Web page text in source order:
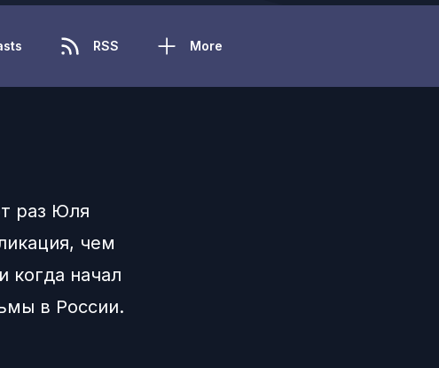
RSS More
раз Юля
чем
когда начал
в России.